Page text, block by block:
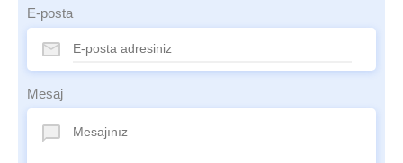
E-posta
Mesaj